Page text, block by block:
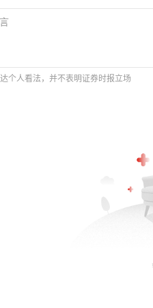
个人看法，并不表明证券时报立场